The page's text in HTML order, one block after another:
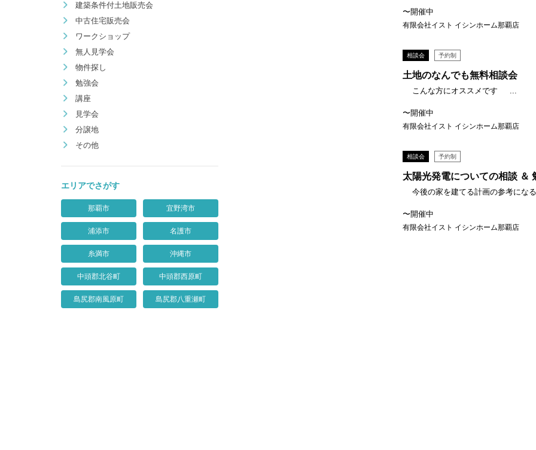
〜開催中
有限会社イスト イシンホーム那覇店
相談会 予約制
土地のなんでも無料相談会
こんな方にオススメです ...
〜開催中
有限会社イスト イシンホーム那覇店
相談会 予約制
太陽光発電についての相談 ＆
今後の家を建てる計画の参考にな
〜開催中
有限会社イスト イシンホーム那覇店
建築条件付土地販売会
中古住宅販売会
ワークショップ
無人見学会
物件探し
勉強会
講座
見学会
分譲地
その他
エリアでさがす
那覇市 宜野湾市
浦添市 名護市
糸満市 沖縄市
中頭郡北谷町 中頭郡西原町
島尻郡南風原町 島尻郡八重瀬町